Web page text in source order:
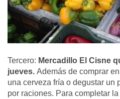
Tercero: Mercadillo El Cisne
jueves. Además de comprar
una cerveza fría o degustar un
por raciones. Para completar